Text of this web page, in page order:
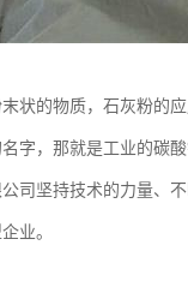
状的物质，石灰粉的
字，那就是工业的碳
司坚持技术的力量、
业。